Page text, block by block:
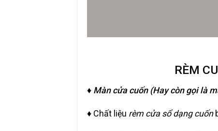
RÈM
♦ Màn cửa cuốn (Hay còn gọi là
♦ Chất liệu rèm cửa sổ dạng cuốn